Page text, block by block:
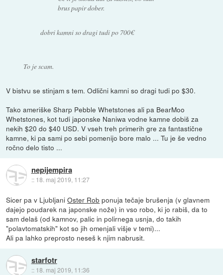
brus papir dober.
dobri kamni so dragi tudi po 700€
To je scam.
V bistvu se stinjam s tem. Odlični kamni so dragi tudi po $30.
Tako ameriške Sharp Pebble Whetstones ali pa BearMoo
Whetstones, kot tudi japonske Naniwa vodne kamne dobiš za
nekih $20 do $40 USD. V vseh treh primerih gre za fantastične
kamne, ki pa sami po sebi pomenijo bore malo ... Tu je še vedno
ročno delo tisto ...
nepijempira
:: 18. maj 2019, 11:27
Sicer pa v LjubljaniOster Rob ponuja tečaje brušenja (v glavnem
dajejo poudarek na japonske nože) in vso robo, ki jo rabiš, da to
sam delaš (od kamnov, palic in polirnega usnja, do takih
"polavtomatskih" kot so jih omenjali višje v temi)...
Ali pa lahko preprosto neseš k njim nabrusit.
starfotr
:: 18. maj 2019, 11:36